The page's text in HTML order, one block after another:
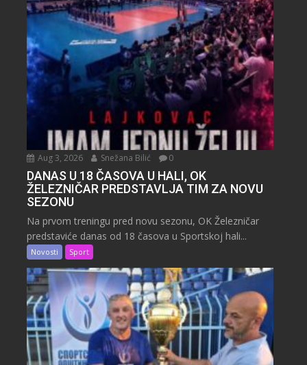
Aug 3, 2026 Snežana Bilić 0
DANAS U 18 ČASOVA U HALI, OK
ŽELEZNIČAR PREDSTAVLJA TIM ZA NOVU
SEZONU
Na prvom treningu pred novu sezonu, OK Železničar
predstaviće danas od 18 časova u Sportskoj hali...
Novosti Sport